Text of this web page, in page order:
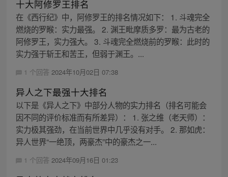
十大阿修罗王排名
在《西行纪》中，阿修罗王的排名情况如下： 1. 斗魂完全
燃烧的罗睺：实力最强。 2. 渊王毗摩质多罗：最为古老的
阿修罗王，实力强大。 3. 斗魂完全燃烧前的罗睺：此时的
实力强于斩王和苦王，但弱于渊王。...
1 个回答 2024年10月02日 07:38
异人之下最强十大排名
以下是《异人之下》中部分人物的实力排名（排名可能会
因不同的评价标准而有所差异）： 1. 张之维（老天师）：
实力极其强劲，在当前世界中几乎没有对手。 2. 那如虎：
异人世界“一绝顶，两豪杰”中的豪杰之一...
1 个回答 2024年09月16日 01:23